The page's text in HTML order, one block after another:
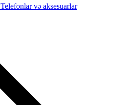
Telefonlar və aksesuarlar